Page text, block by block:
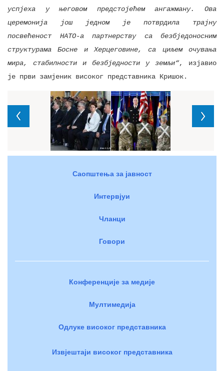
успјеха у његовом предстојећем ангажману. Ова
церемонија још једном је потврдила трајну
посвећеност НАТО-а партнерству са безбједоносним
структурама Босне и Херцеговине, са циљем очувања
мира, стабилности и безбједности у земљи“, изјавио
је први замјеник високог представника Кришок.
Саопштења за јавност
Интервјуи
Чланци
Говори
Конференције за медије
Мултимедија
Одлуке високог представника
Извјештаји високог представника